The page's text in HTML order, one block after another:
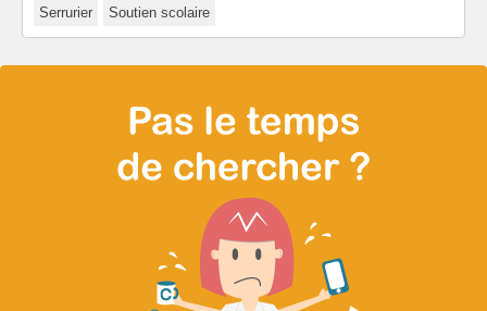
Serrurier
Soutien scolaire